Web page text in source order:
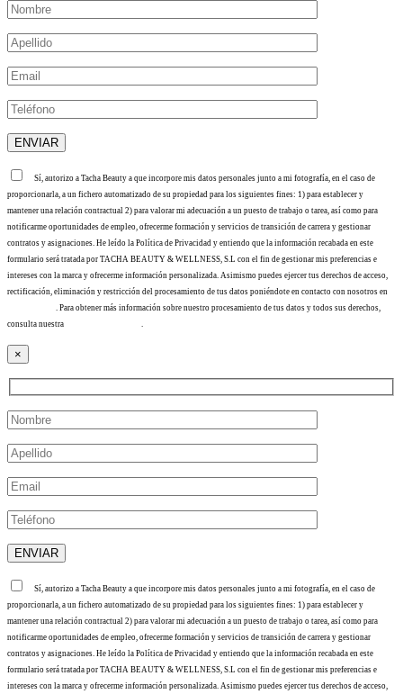
Sí, autorizo a Tacha Beauty a que incorpore mis datos personales junto a mi fotografía, en el caso de
proporcionarla, a un fichero automatizado de su propiedad para los siguientes fines: 1) para establecer y
mantener una relación contractual 2) para valorar mi adecuación a un puesto de trabajo o tarea, así como para
notificarme oportunidades de empleo, ofrecerme formación y servicios de transición de carrera y gestionar
contratos y asignaciones. He leído la Política de Privacidad y entiendo que la información recabada en este
formulario será tratada por TACHA BEAUTY & WELLNESS, S.L con el fin de gestionar mis preferencias e
intereses con la marca y ofrecerme información personalizada. Asimismo puedes ejercer tus derechos de acceso,
rectificación, eliminación y restricción del procesamiento de tus datos poniéndote en contacto con nosotros en
. Para obtener más información sobre nuestro procesamiento de tus datos y todos sus derechos,
consulta nuestra
.
×
Sí, autorizo a Tacha Beauty a que incorpore mis datos personales junto a mi fotografía, en el caso de
proporcionarla, a un fichero automatizado de su propiedad para los siguientes fines: 1) para establecer y
mantener una relación contractual 2) para valorar mi adecuación a un puesto de trabajo o tarea, así como para
notificarme oportunidades de empleo, ofrecerme formación y servicios de transición de carrera y gestionar
contratos y asignaciones. He leído la Política de Privacidad y entiendo que la información recabada en este
formulario será tratada por TACHA BEAUTY & WELLNESS, S.L con el fin de gestionar mis preferencias e
intereses con la marca y ofrecerme información personalizada. Asimismo puedes ejercer tus derechos de acceso,